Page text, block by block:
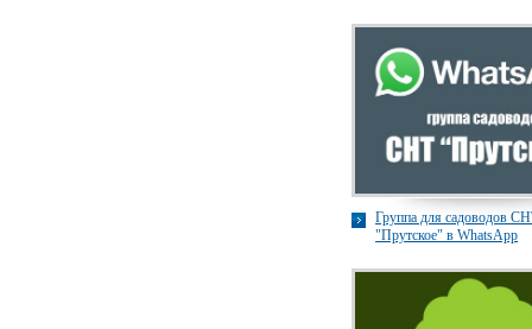
Группа для садоводов
"Прутское" в WhatsApp